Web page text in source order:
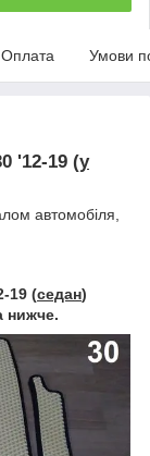
Оплата Умови
'12-19 (у
автомобіля,
19 (седан)
нижче.